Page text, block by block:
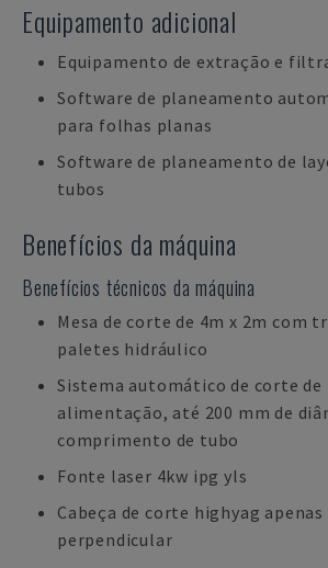
Equipamento adicional
Equipamento de extração e
Software de planeamento
para folhas planas
Software de planeamento de
tubos
Benefícios da máquina
Benefícios técnicos da máquina
Mesa de corte de 4m x 2m com
paletes hidráulico
Sistema automático de corte de
alimentação, até 200 mm de
comprimento de tubo
Fonte laser 4kw ipg yls
Cabeça de corte highyag
perpendicular